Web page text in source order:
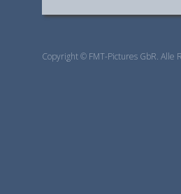
Copyright © FMT-Pictures GbR.